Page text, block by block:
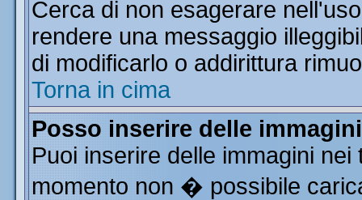
Cerca di non esagerare
rendere una messaggio
di modificarlo o addirittura
Torna in cima
Posso inserire delle
Puoi inserire delle immagini
momento non � possibile